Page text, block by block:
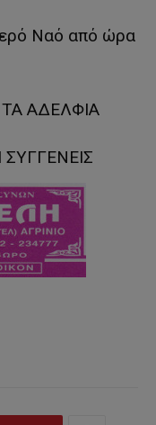
Ναό από ώρα
ΑΔΕΛΦΙΑ